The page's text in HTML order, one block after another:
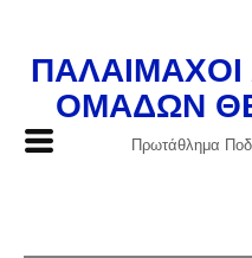
ΟΜΑΔΩΝ
Πρωτάθλημα